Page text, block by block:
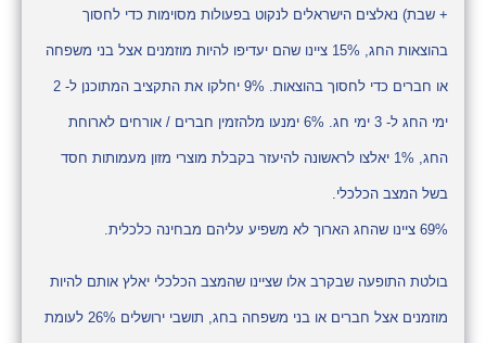
+ שבת) נאלצים הישראלים לנקוט בפעולות מסוימות כדי לחסוך
בהוצאות החג, 15% ציינו שהם יעדיפו להיות מוזמנים אצל בני משפחה
או חברים כדי לחסוך בהוצאות. 9% יחלקו את התקציב המתוכנן ל- 2
ימי החג ל- 3 ימי חג. 6% ימנעו מלהזמין חברים / אורחים לארוחת
החג, 1% יאלצו לראשונה להיעזר בקבלת מוצרי מזון מעמותות חסד
בשל המצב הכלכלי.
69% ציינו שהחג הארוך לא משפיע עליהם מבחינה כלכלית.
בולטת התופעה שבקרב אלו שציינו שהמצב הכלכלי יאלץ אותם להיות
מוזמנים אצל חברים או בני משפחה בחג, תושבי ירושלים 26% לעומת